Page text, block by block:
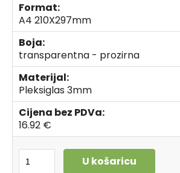
Format:
A4 210X297mm
Boja:
transparentna - prozirna
Materijal:
Pleksiglas 3mm
Cijena bez PDVa:
16.92 €
U košaricu